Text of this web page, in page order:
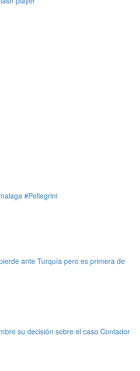
#Pellegrini
ante Turquía pero es primera de
su decisión sobre el caso Contador